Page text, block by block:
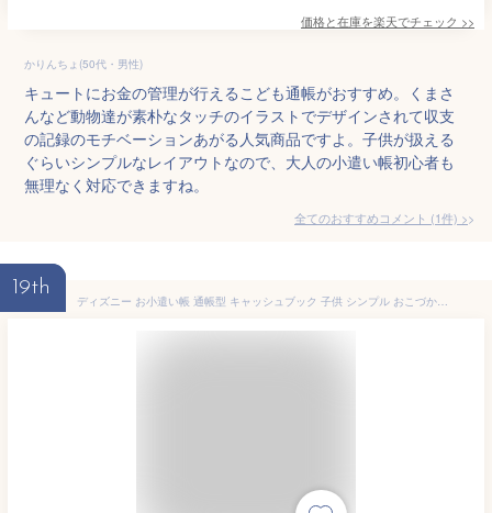
価格と在庫を楽天でチェック >>
かりんちょ(50代・男性)
キュートにお金の管理が行えるこども通帳がおすすめ。くまさ
んなど動物達が素朴なタッチのイラストでデザインされて収支
の記録のモチベーションあがる人気商品ですよ。子供が扱える
ぐらいシンプルなレイアウトなので、大人の小遣い帳初心者も
無理なく対応できますね。
全てのおすすめコメント (1件) >
19th
ディズニー お小遣い帳 通帳型 キャッシュブック 子供 シンプル おこづかい ノート - 送料無料※800円以上 メール便発送